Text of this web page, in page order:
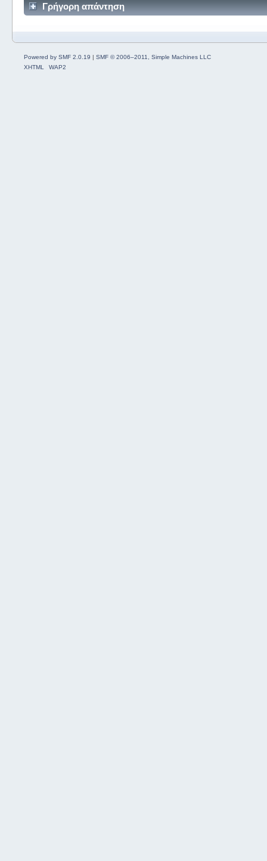
Γρήγορη απάντηση
Powered by SMF 2.0.19 | SMF © 2006–2011, Simple Machines LLC
XHTML
WAP2